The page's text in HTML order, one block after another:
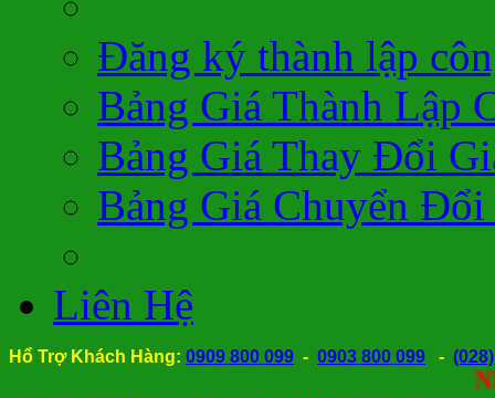
Đăng ký thành lập
Bảng Giá Thành Lập
Bảng Giá Thay Đổi
Bảng Giá Chuyển
Liên Hệ
Hổ Trợ Khách Hàng: 0909 800 099 - 0903 800 099 -
Nhận